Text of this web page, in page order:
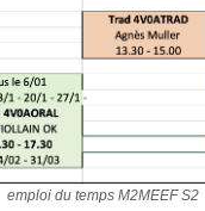
emploi du temps M2MEEF S2